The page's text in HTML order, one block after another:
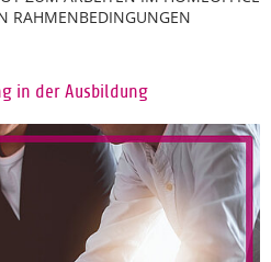
RAHMENBEDINGUNGEN
in der Ausbildung